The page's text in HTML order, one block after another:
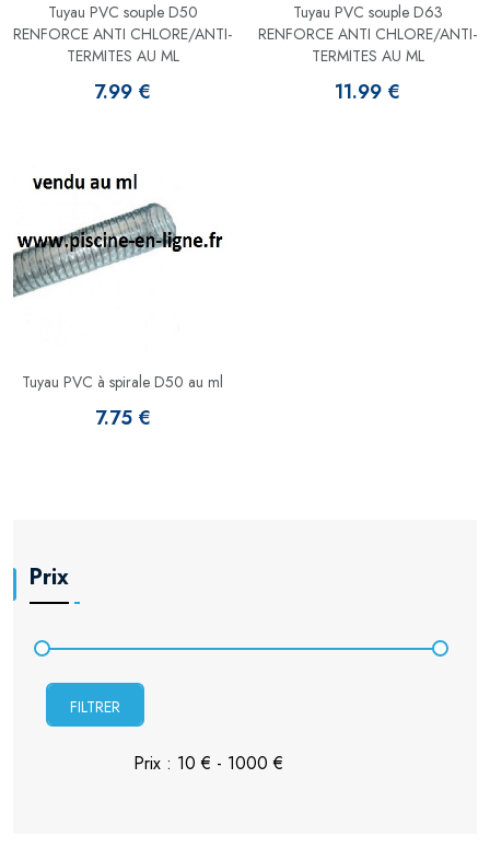
Tuyau PVC souple D50
RENFORCE ANTI CHLORE/ANTI-
TERMITES AU ML
7.99 €
Tuyau PVC souple D63
RENFORCE ANTI CHLORE/ANTI-
TERMITES AU ML
11.99 €
Tuyau PVC à spirale D50 au ml
7.75 €
Prix
FILTRER